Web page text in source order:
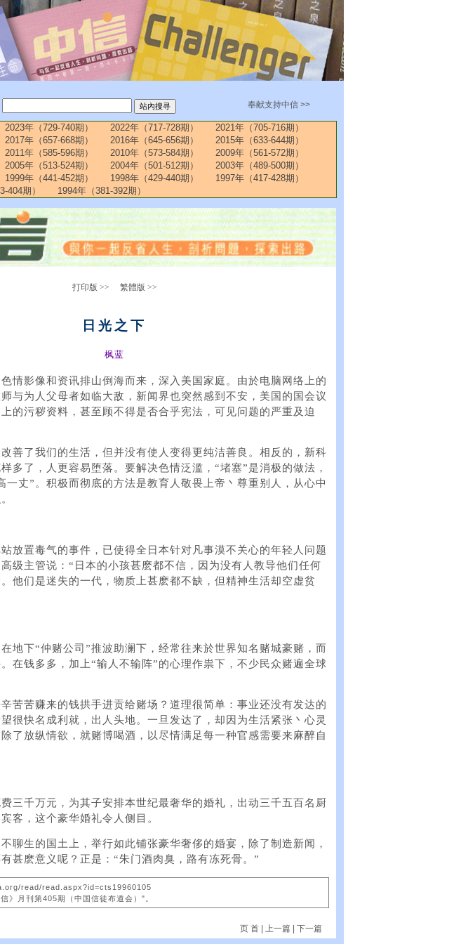
奉献支持中信 >>
2023年（729-740期） 2022年（717-728期）
2021年（705-716期）
2017年（657-668期） 2016年（645-656期）
2015年（633-644期）
2011年（585-596期） 2010年（573-584期）
2009年（561-572期）
2005年（513-524期） 2004年（501-512期）
2003年（489-500期）
1999年（441-452期） 1998年（429-440期）
1997年（417-428期）
404期） 1994年（381-392期）
打印版 >> 繁體版 >>
日光之下
枫蓝
情影像和资讯排山倒海而来，深入美国家庭。由於电脑网络上的
与为人父母者如临大敌，新闻界也突然感到不安，美国的国会议
的污秽资料，甚至顾不得是否合乎宪法，可见问题的严重及迫
善了我们的生活，但并没有使人变得更纯洁善良。相反的，新科
多了，人更容易堕落。要解决色情泛滥，“堵塞”是消极的做法，
一丈”。积极而彻底的方法是教育人敬畏上帝丶尊重别人，从心中
放置毒气的事件，已使得全日本针对凡事漠不关心的年轻人问题
级主管说：“日本的小孩甚麽都不信，因为没有人教导他们任何
他们是迷失的一代，物质上甚麽都不缺，但精神生活却空虚贫
地下“仲赌公司”推波助澜下，经常往来於世界知名赌城豪赌，而
在钱多多，加上“输人不输阵”的心理作祟下，不少民众赌遍全球
苦苦赚来的钱拱手进贡给赌场？道理很简单：事业还没有发达的
很快名成利就，出人头地。一旦发达了，却因为生活紧张丶心灵
了放纵情欲，就赌博喝酒，以尽情满足每一种官感需要来麻醉自
三千万元，为其子安排本世纪最奢华的婚礼，出动三千五百名厨
客，这个豪华婚礼令人侧目。
聊生的国土上，举行如此铺张豪华奢侈的婚宴，除了制造新闻，
甚麽意义呢？正是：“朱门酒肉臭，路有冻死骨。”
read/read.aspx?id=cts19960105
》月刊第405期（中国信徒布道会）"。
页 首 |上一篇 |下一篇